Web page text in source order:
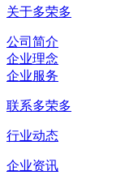
关于多荣多
公司简介
企业理念
企业服务
联系多荣多
行业动态
企业资讯